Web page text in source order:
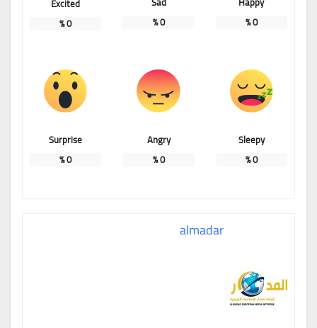
0
%
0
%
Excited
0
%
Sleepy
0
%
Angry
0
%
Surprise
0
%
almadar